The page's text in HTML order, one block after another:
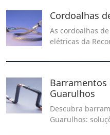
Cordoalhas
As cordoalhas
elétricas da
encontrar as
Guarulhos
Descubra
Guarulhos: